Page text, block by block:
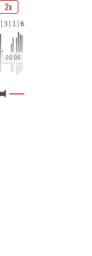
2x
3 1 6
00:06